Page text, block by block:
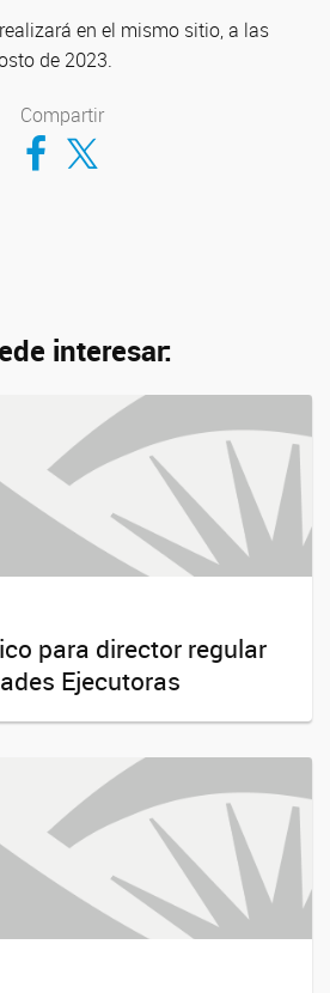
en el mismo sitio, a las
de 2023.
Compartir
Compartir en Facebook
Compartir en Twitter
interesar:
para director regular
Ejecutoras